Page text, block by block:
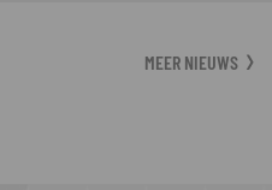
MEER NIEUWS